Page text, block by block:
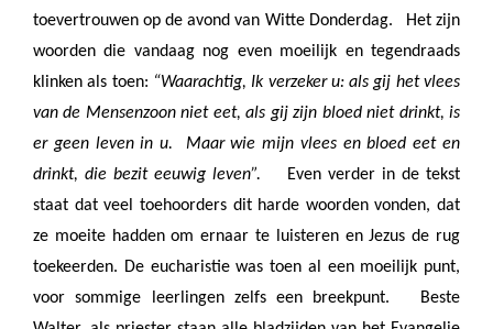
toevertrouwen op de avond van Witte Donderdag.
Het zijn
woorden die vandaag nog even moeilijk en tegendraads
klinken als toen: “Waarachtig, Ik verzeker u: als gij het vlees
van de Mensenzoon niet eet, als gij zijn bloed niet drinkt, is
er geen leven in u.
Maar wie mijn vlees en bloed eet en
drinkt, die bezit eeuwig leven”.
Even verder in de tekst
staat dat veel toehoorders dit harde woorden vonden, dat
ze moeite hadden om ernaar te luisteren en Jezus de rug
toekeerden. De eucharistie was toen al een moeilijk punt,
voor sommige leerlingen zelfs een breekpunt.
Beste